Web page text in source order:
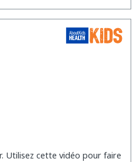
Utilisez cette vidéo pour faire